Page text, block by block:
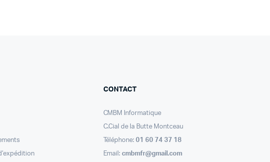
CONTACT
CMBM Informatique
C.Cial de la Butte Montceau
Téléphone:01 60 74 37 18
Email:cmbmfr@gmail.com